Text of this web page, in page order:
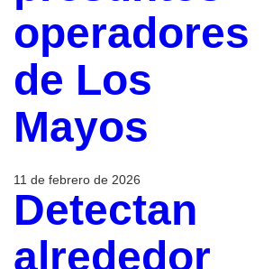
operadores
de Los
Mayos
11 de febrero de 2026
Detectan
alrededor